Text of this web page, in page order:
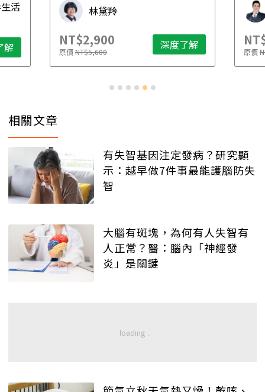
活
解
林黛羚
NT$2,900
原價NT$5,600 深度了解 原價
相關文章
有失智基因注定發病？研究顯
示：越早做7件事最能護腦防失
智
大腦有斑塊，為何有人失智有
人正常？醫：腦內「神經發
炎」是關鍵